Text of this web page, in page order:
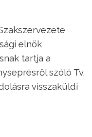
elnök
tartja a
szóló Tv.
visszaküldi